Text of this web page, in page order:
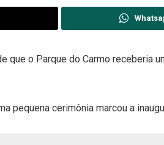
que o Parque do Carmo receberia
pequena cerimônia marcou a